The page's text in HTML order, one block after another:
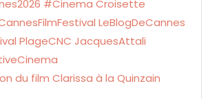
du film Clarissa à la Quinzain